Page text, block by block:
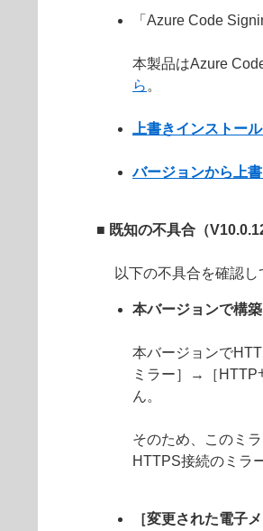
「Azure Code
本製品はAzure
ら 。
上書きインストー
バージョンから上
■ 既知の不具合（
以下の不具合を確認し
本バージョンで構
本バージョンで
ミラー］→［HTTP
ん。
そのため、このミ
HTTPS接続のミラ
［変更された電子